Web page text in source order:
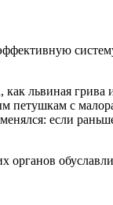
львиная
петушкам с
если